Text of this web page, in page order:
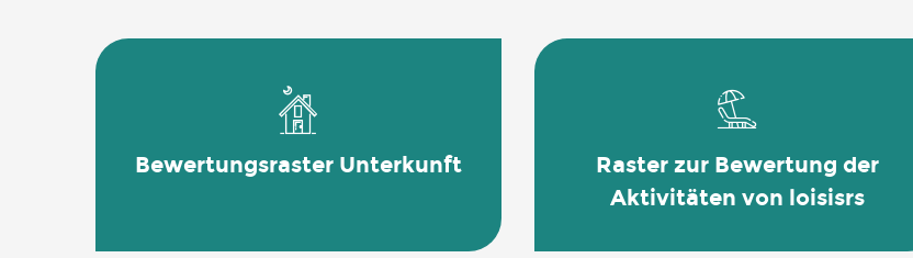
Bewertungsraster Unterkunft
Raster zur Bewertung der
Aktivitäten von loisisrs